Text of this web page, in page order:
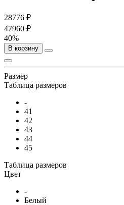
28776 ₽
47960 ₽
40%
В корзину
Размер
Таблица размеров
-
41
42
43
44
45
Таблица размеров
Цвет
-
Белый